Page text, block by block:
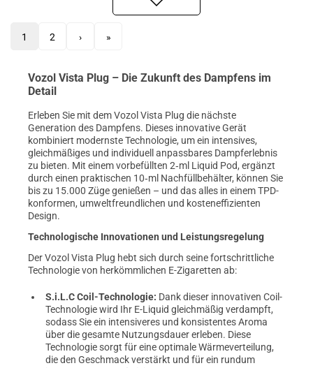
1 2 › »
Vozol Vista Plug – Die Zukunft des Dampfens im
Detail
Erleben Sie mit dem Vozol Vista Plug die nächste
Generation des Dampfens. Dieses innovative Gerät
kombiniert modernste Technologie, um ein intensives,
gleichmäßiges und individuell anpassbares Dampferlebnis
zu bieten. Mit einem vorbefüllten 2‑ml Liquid Pod, ergänzt
durch einen praktischen 10‑ml Nachfüllbehälter, können Sie
bis zu 15.000 Züge genießen – und das alles in einem TPD-
konformen, umweltfreundlichen und kosteneffizienten
Design.
Technologische Innovationen und Leistungsregelung
Der Vozol Vista Plug hebt sich durch seine fortschrittliche
Technologie von herkömmlichen E-Zigaretten ab:
S.i.L.C Coil-Technologie: Dank dieser innovativen Coil-
Technologie wird Ihr E-Liquid gleichmäßig verdampft,
sodass Sie ein intensiveres und konsistentes Aroma
über die gesamte Nutzungsdauer erleben. Diese
Technologie sorgt für eine optimale Wärmeverteilung,
die den Geschmack verstärkt und für ein rundum